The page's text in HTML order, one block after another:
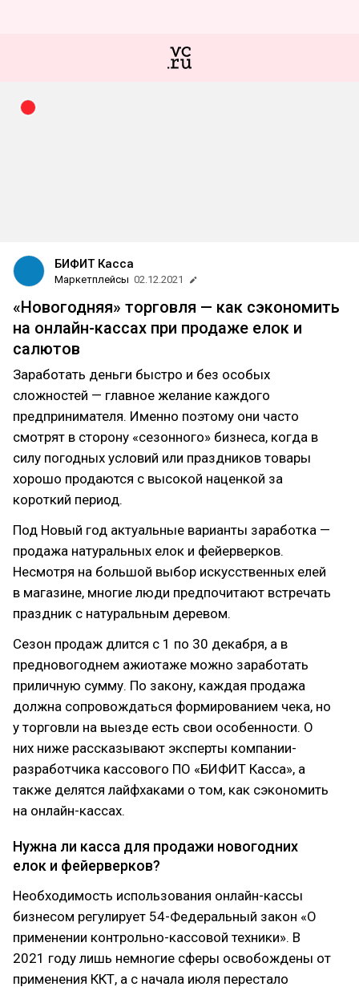
БИФИТ Касса
Маркетплейсы 02.12.2021
«Новогодняя» торговля — как сэкономить
на онлайн-кассах при продаже елок и
салютов
Заработать деньги быстро и без особых
сложностей — главное желание каждого
предпринимателя. Именно поэтому они часто
смотрят в сторону «сезонного» бизнеса, когда в
силу погодных условий или праздников товары
хорошо продаются с высокой наценкой за
короткий период.
Под Новый год актуальные варианты заработка —
продажа натуральных елок и фейерверков.
Несмотря на большой выбор искусственных елей
в магазине, многие люди предпочитают встречать
праздник с натуральным деревом.
Сезон продаж длится с 1 по 30 декабря, а в
предновогоднем ажиотаже можно заработать
приличную сумму. По закону, каждая продажа
должна сопровождаться формированием чека, но
у торговли на выезде есть свои особенности. О
них ниже рассказывают эксперты компании-
разработчика кассового ПО «БИФИТ Касса», а
также делятся лайфхаками о том, как сэкономить
на онлайн-кассах.
Нужна ли касса для продажи новогодних
елок и фейерверков?
Необходимость использования онлайн-кассы
бизнесом регулирует 54-Федеральный закон «О
применении контрольно-кассовой техники». В
2021 году лишь немногие сферы освобождены от
применения ККТ, а с начала июля перестало